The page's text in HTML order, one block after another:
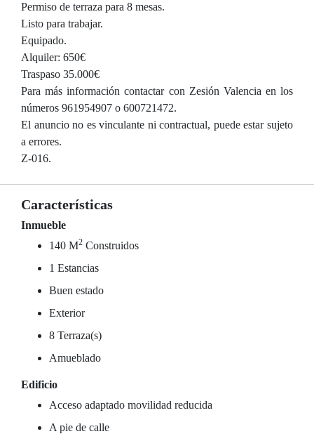
Permiso de terraza para 8 mesas.
Listo para trabajar.
Equipado.
Alquiler: 650€
Traspaso 35.000€
Para más información contactar con Zesión Valencia en los
números 961954907 o 600721472.
El anuncio no es vinculante ni contractual, puede estar sujeto
a errores.
Z-016.
Características
Inmueble
140 M2 Construidos
1 Estancias
Buen estado
Exterior
8 Terraza(s)
Amueblado
Edificio
Acceso adaptado movilidad reducida
A pie de calle